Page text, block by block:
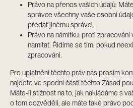
Právo na přenos vašich údajů:
správce všechny vaše osobní
předat jinému správci.
Právo na námitku: proti zpracování
namítat. Řídíme se tím, pokud
zpracování.
Pro uplatnění těchto práv nás prosím
najdete ve spodní části těchto Zásad
Máte-li stížnost na to, jak nakládáme s
o tom dozvěděli, ale máte také právo